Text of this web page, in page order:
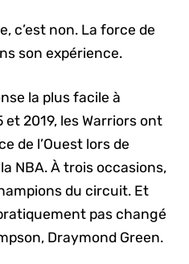
c’est non. La force de
son expérience.
la plus facile à
2019, les Warriors ont
de l’Ouest lors de
NBA. À trois occasions,
du circuit. Et
pas changé
Draymond Green.